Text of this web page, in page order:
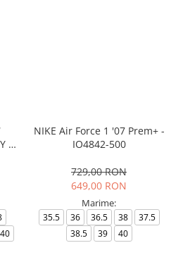
-
40
NIKE Air Force 1 '07 Prem+ -
IO4842-500
729,00 RON
649,00 RON
Marime:
35.5 36 36.5 38
37.5
38.5
39 40